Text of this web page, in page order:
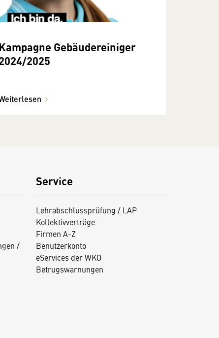
Gebäudereiniger
2025
/
Service
Lehrabschlussprüfung / LAP
Kollektivverträge
Firmen A-Z
Benutzerkonto
eServices der WKO
Betrugswarnungen